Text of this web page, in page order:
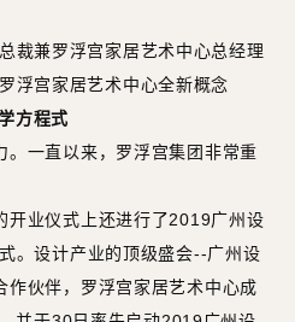
兼罗浮宫家居艺术中心总经理
浮宫家居艺术中心全新概念
方程式
一直以来，罗浮宫集团非常重
业仪式上还进行了2019广州设
。设计产业的顶级盛会--广州设
作伙伴，罗浮宫家居艺术中心成